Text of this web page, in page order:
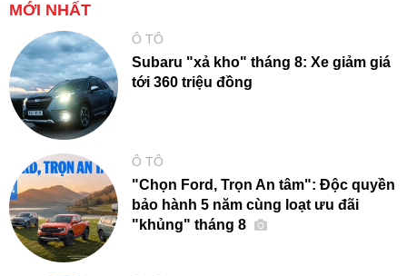
MỚI NHẤT
Ô TÔ
Subaru "xả kho" tháng 8: Xe giảm giá
tới 360 triệu đồng
Ô TÔ
"Chọn Ford, Trọn An tâm": Độc quyền
bảo hành 5 năm cùng loạt ưu đãi
"khủng" tháng 8